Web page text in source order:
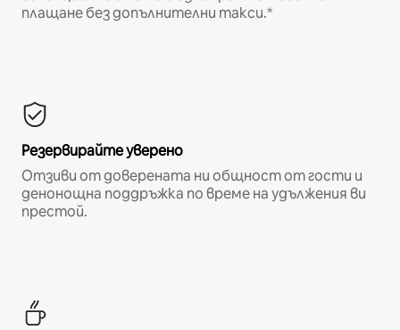
плащане без допълнителни такси.*
Резервирайте уверено
Отзиви от доверената ни общност от гости и
денонощна поддръжка по време на удължения ви
престой.